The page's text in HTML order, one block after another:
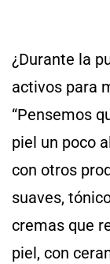
¿Durante la
activos para
“Pensemos
piel un poco
con otros
suaves,
cremas que
piel, con